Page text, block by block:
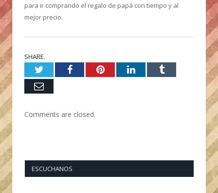
para ir comprando el regalo de papá con tiempo y al
mejor precio.
SHARE.
TwitterFacebookPinterestLinkedInTumblr
Email
Comments are closed.
ESCUCHANOS